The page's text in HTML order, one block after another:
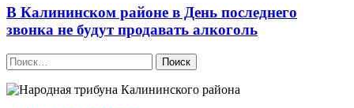
В Калининском районе в День последнего
звонка не будут продавать алкоголь
Найти: